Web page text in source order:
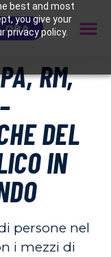
best and most
you give your
privacy policy.
ORA
RM,
DEL
IN
persone nel
i mezzi di